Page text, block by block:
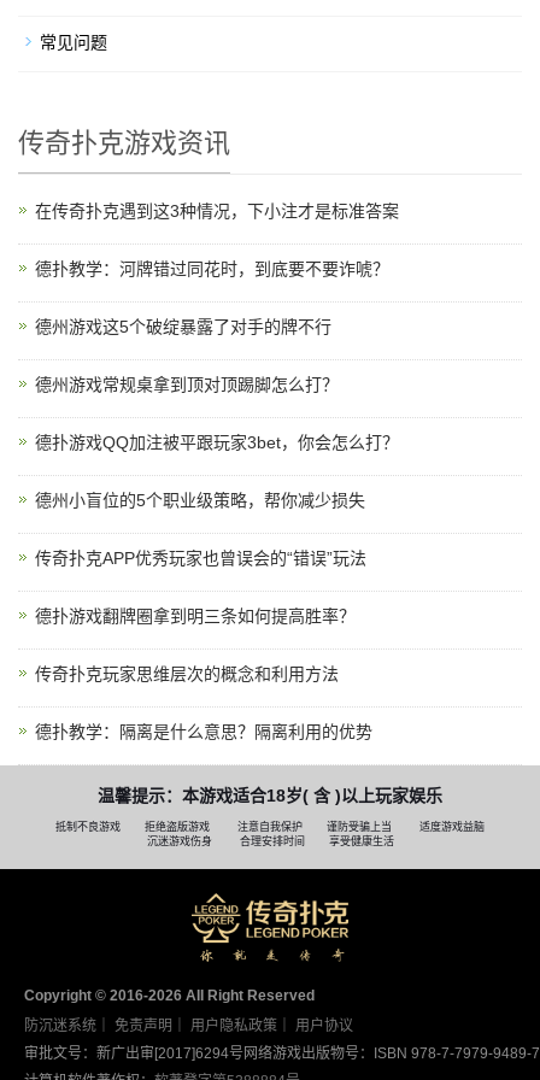
常见问题
传奇扑克游戏资讯
在传奇扑克遇到这3种情况，下小注才是标准答案
德扑教学：河牌错过同花时，到底要不要诈唬？
德州游戏这5个破绽暴露了对手的牌不行
德州游戏常规桌拿到顶对顶踢脚怎么打？
德扑游戏QQ加注被平跟玩家3bet，你会怎么打？
德州小盲位的5个职业级策略，帮你减少损失
传奇扑克APP优秀玩家也曾误会的“错误”玩法
德扑游戏翻牌圈拿到明三条如何提高胜率？
传奇扑克玩家思维层次的概念和利用方法
德扑教学：隔离是什么意思？隔离利用的优势
温馨提示：本游戏适合18岁( 含 )以上玩家娱乐
抵制不良游戏 拒绝盗版游戏 注意自我保护 谨防受骗上当
适度游戏益脑
沉迷游戏伤身
合理安排时间 享受健康生活
Copyright © 2016-2026 AII Right Reserved
防沉迷系统
免责声明 用户隐私政策
用户协议
审批文号：新广出审[2017]6294号 网络游戏出版物号：ISBN 978-7-7979-9489-7